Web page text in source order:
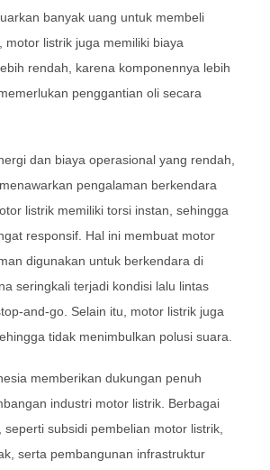
banyak uang untuk membeli
motor listrik juga memiliki biaya
rendah, karena komponennya lebih
penggantian oli secara
dan biaya operasional yang rendah,
pengalaman berkendara
listrik memiliki torsi instan, sehingga
responsif. Hal ini membuat motor
digunakan untuk berkendara di
seringkali terjadi kondisi lalu lintas
and-go. Selain itu, motor listrik juga
tidak menimbulkan polusi suara.
memberikan dukungan penuh
industri motor listrik. Berbagai
seperti subsidi pembelian motor listrik,
serta pembangunan infrastruktur